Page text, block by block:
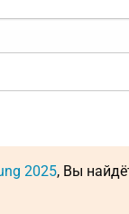
2025, Вы